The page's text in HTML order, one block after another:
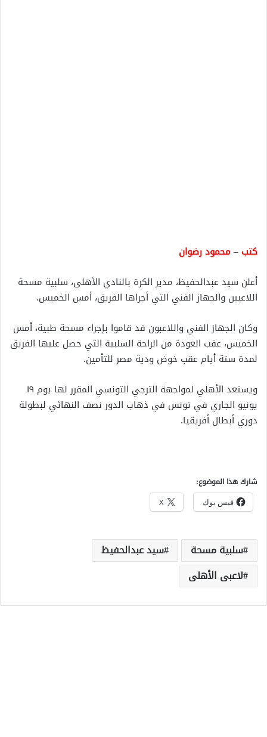
كتب – محمود رضوان
أعلن سيد عبدالحفيظ، مدير الكرة بالنادي الأهلى، سلبية مسحة
اللاعبين والجهاز الفني التي أجراها الفريق، أمس الخميس.
وكان الجهاز الفني واللاعبون قد قاموا بإجراء مسحة طبية، أمس
الخميس، عقب العودة من الراحة السلبية التي حصل عليها الفريق
لمدة ستة أيام عقب خوض ودية مصر للتأمين.
ويستعد الأهلي لمواجهة الترجي التونسي المقرر لها يوم ١٩
يونيو الجاري في تونس في ذهاب الدور نصف النهائي لبطولة
دوري أبطال أفريقيا.
شارك هذا الموضوع:
فيس بوك X
سلبية مسحة
سيد عبدالحفيظ
لاعبى الأهلى